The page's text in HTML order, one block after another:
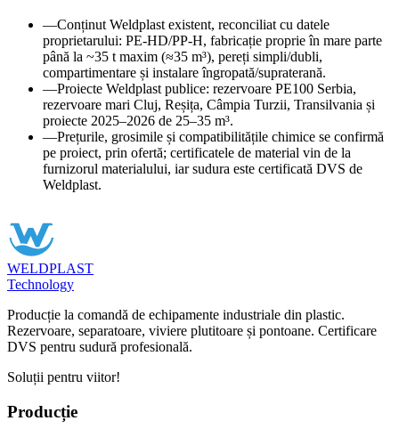
—Conținut Weldplast existent, reconciliat cu datele
proprietarului: PE-HD/PP-H, fabricație proprie în mare parte
până la ~35 t maxim (≈35 m³), pereți simpli/dubli,
compartimentare și instalare îngropată/supraterană.
—Proiecte Weldplast publice: rezervoare PE100 Serbia,
rezervoare mari Cluj, Reșița, Câmpia Turzii, Transilvania și
proiecte 2025–2026 de 25–35 m³.
—Prețurile, grosimile și compatibilitățile chimice se confirmă
pe proiect, prin ofertă; certificatele de material vin de la
furnizorul materialului, iar sudura este certificată DVS de
Weldplast.
WELDPLAST
Technology
Producție la comandă de echipamente industriale din plastic.
Rezervoare, separatoare, viviere plutitoare și pontoane. Certificare
DVS pentru sudură profesională.
Soluții pentru viitor!
Producție